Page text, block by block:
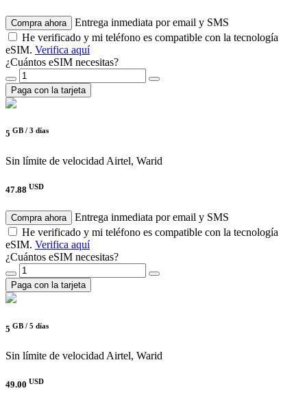
Compra ahora
Entrega inmediata por email y SMS
He verificado y mi teléfono es compatible con la tecnología
eSIM. Verifica aquí
¿Cuántos eSIM necesitas?
Paga con la tarjeta
5 GB / 3 días
Sin límite de velocidad Airtel, Warid
47.88 USD
Compra ahora
Entrega inmediata por email y SMS
He verificado y mi teléfono es compatible con la tecnología
eSIM. Verifica aquí
¿Cuántos eSIM necesitas?
Paga con la tarjeta
5 GB / 5 días
Sin límite de velocidad Airtel, Warid
49.00 USD